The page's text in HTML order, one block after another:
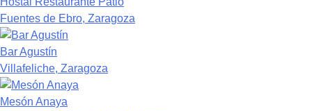
Fuentes de Ebro, Zaragoza
Bar Agustín
Villafeliche, Zaragoza
Mesón Anaya